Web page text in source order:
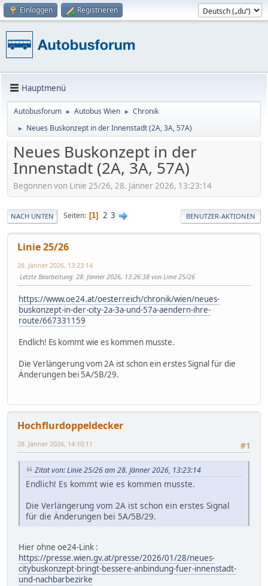
Einloggen Registrieren
Hauptmenü
Autobusforum ► Autobus Wien ► Chronik
► Neues Buskonzept in der Innenstadt (2A, 3A, 57A)
Neues Buskonzept in der
Innenstadt (2A, 3A, 57A)
Begonnen von Linie 25/26, 28. Jänner 2026, 13:23:14
NACH UNTEN Seiten 1 2 3 BENUTZER-AKTIONEN
Linie 25/26
28. Jänner 2026, 13:23:14
Letzte Bearbeitung: 28. Jänner 2026, 13:26:38 von Linie 25/26
https://www.oe24.at/oesterreich/chronik/wien/neues-
buskonzept-in-der-city-2a-3a-und-57a-aendern-ihre-
route/667331159
Endlich! Es kommt wie es kommen musste.
Die Verlängerung vom 2A ist schon ein erstes Signal für die
Änderungen bei 5A/5B/29.
Hochflurdoppeldecker
#1
28. Jänner 2026, 14:10:11
Zitat von: Linie 25/26 am 28. Jänner 2026, 13:23:14
Endlich! Es kommt wie es kommen musste.
Die Verlängerung vom 2A ist schon ein erstes Signal
für die Änderungen bei 5A/5B/29.
Hier ohne oe24-Link :
https://presse.wien.gv.at/presse/2026/01/28/neues-
citybuskonzept-bringt-bessere-anbindung-fuer-innenstadt-
und-nachbarbezirke